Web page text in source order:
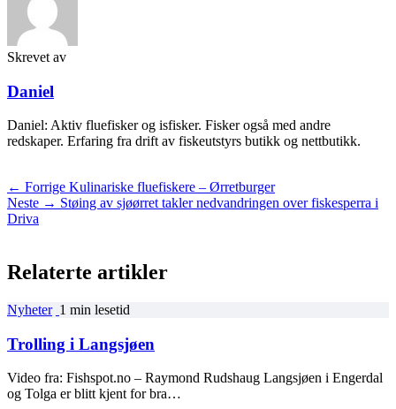
Skrevet av
Daniel
Daniel: Aktiv fluefisker og isfisker. Fisker også med andre
redskaper. Erfaring fra drift av fiskeutstyrs butikk og nettbutikk.
← Forrige Kulinariske fluefiskere – Ørretburger
Neste → Støing av sjøørret takler nedvandringen over fiskesperra i
Driva
Relaterte artikler
Nyheter 1 min lesetid
Trolling i Langsjøen
Video fra: Fishspot.no – Raymond Rudshaug Langsjøen i Engerdal
og Tolga er blitt kjent for bra…